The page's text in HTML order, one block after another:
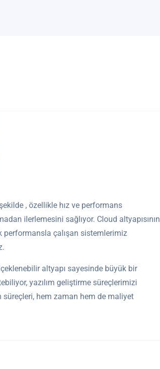
, özellikle hız ve performans
ilerlemesini sağlıyor. Cloud altyapısının
performansla çalışan sistemlerimiz
altyapı sayesinde büyük bir
yazılım geliştirme süreçlerimizi
süreçleri, hem zaman hem de maliyet